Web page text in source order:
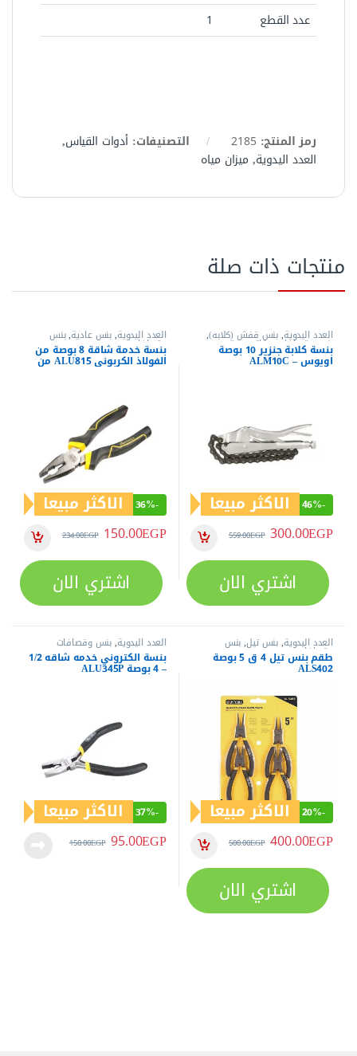
عدد القطع
1
رمز المنتج: 2185 التصنيفات: أدوات القياس,
العدد اليدوية, ميزان مياه
منتجات ذات صلة
العدد اليدوية,بنس قفش (كلابه),
بنس وقصافات,مفاتيح عدةبنسة كلابة جنزير 10 بوصة
اويوس – ALM10C
-
46% الاكثر مبيعا
300.00EGP
559.00EGP
اشتري الان
العدد اليدوية,بنس عادية,بنس
وقصافات بنسة خدمة شاقة 8 بوصة من
الفولاذ الكربوني ALU815 من
اويوس
-
36% الاكثر مبيعا
150.00EGP
234.00EGP
اشتري الان
العدد اليدوية,بنس تيل,بنس
وقصافات طقم بنس تيل 4 ق 5 بوصة
ALS402
-
20% الاكثر مبيعا
400.00EGP
500.00EGP
اشتري الان
العدد اليدوية,بنس وقصافات
بنسة الكتروني خدمه شاقه 1/2
– 4 بوصة ALU345P
-
37% الاكثر مبيعا
95.00EGP
150.00EGP